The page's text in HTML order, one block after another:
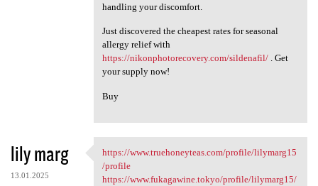
handling your discomfort.
Just discovered the cheapest rates for seasonal
allergy relief with
https://nikonphotorecovery.com/sildenafil/. Get
your supply now!
Buy
lily marg
13.01.2025
https://www.truehoneyteas.com
https://www.truehoneyteas.com/profile/lilymarg15
/profile
https://www.fukagawine.tokyo/profile/lilymarg15/